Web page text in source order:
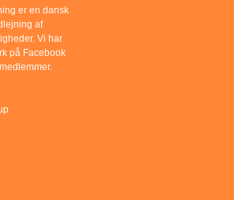
er en dansk
af
Vi har
på Facebook